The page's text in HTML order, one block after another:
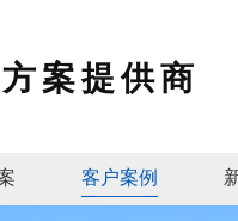
案提供商
客户案例